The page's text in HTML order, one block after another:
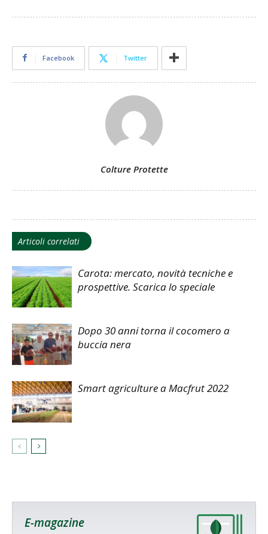
Facebook Twitter
Colture Protette
Articoli correlati
Carota: mercato, novità tecniche e
prospettive. Scarica lo speciale
Dopo 30 anni torna il cocomero a
buccia nera
Smart agriculture a Macfrut 2022
E-magazine